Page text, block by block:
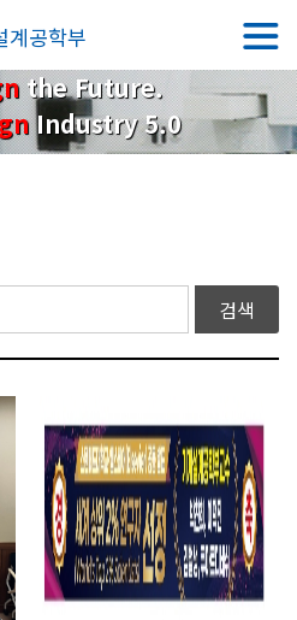
계공학부
the Future.
Industry 5.0